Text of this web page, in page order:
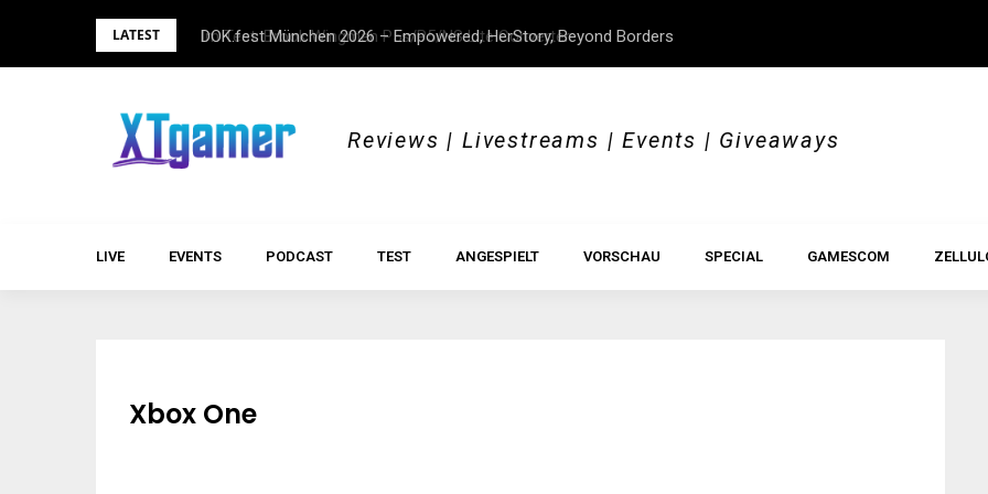
LATEST DOK.fest München 2026 – Empowered, HerStory, Beyond Borders
Reviews | Livestreams | Events | Giveaways
LIVE EVENTS PODCAST TEST ANGESPIELT VORSCHAU SPECIAL GAMESCOM
Xbox One